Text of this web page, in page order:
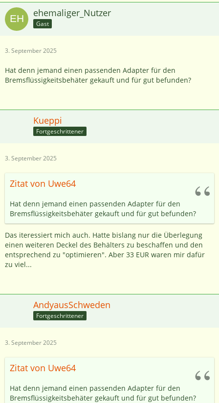
ehemaliger_Nutzer
Gast
3. September 2025
Hat denn jemand einen passenden Adapter für den
Bremsflüssigkeitsbehäter gekauft und für gut befunden?
Kueppi
Fortgeschrittener
3. September 2025
Zitat von Uwe64
Hat denn jemand einen passenden Adapter für den
Bremsflüssigkeitsbehäter gekauft und für gut befunden?
Das iteressiert mich auch. Hatte bislang nur die Überlegung
einen weiteren Deckel des Behälters zu beschaffen und den
entsprechend zu "optimieren". Aber 33 EUR waren mir dafür
zu viel...
AndyausSchweden
Fortgeschrittener
3. September 2025
Zitat von Uwe64
Hat denn jemand einen passenden Adapter für den
Bremsflüssigkeitsbehäter gekauft und für gut befunden?